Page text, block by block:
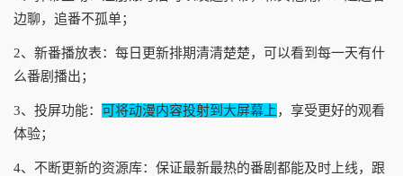
边聊，追番不孤单；
2、新番播放表：每日更新排期清清楚楚，可以看到每一天有什
么番剧播出；
3、投屏功能： 可将动漫内容投射到大屏幕上，享受更好的观看
体验；
4、不断更新的资源库：保证最新最热的番剧都能及时上线，跟